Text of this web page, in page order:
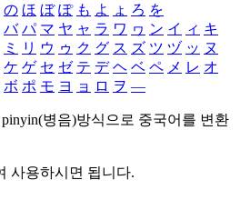
の ほ ぼ ぽ も よ ょ ろ を
バ パ マ ヤ ャ ラ ワ ヮ ン イ ィ キ
ミ リ ウ ゥ ク グ ス ズ ツ ヅ ッ ヌ
ケ ゲ セ ゼ テ デ ヘ ベ ペ メ レ オ
ボ ポ モ ヨ ョ ロ ヲ ―
병음)방식으로 중국어를 변환
사용하시면 됩니다.